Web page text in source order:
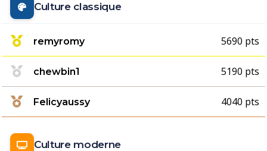
Culture classique
remyromy 5690 pts
chewbin1 5190 pts
Felicyaussy 4040 pts
Culture moderne